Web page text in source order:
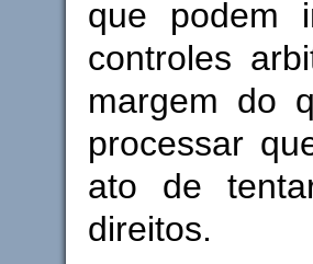
que podem
controles
margem do
processar
ato de
direitos.